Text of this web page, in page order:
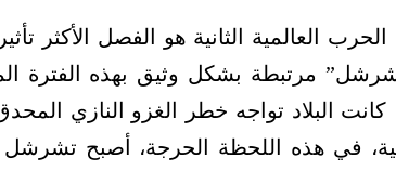
العالمية الثانية هو الفصل الأكثر
مرتبطة بشكل وثيق بهذه الفترة
بريطانيا في عام 1940، كانت البلاد تواجه خطر الغزو
في هذه اللحظة الحرجة، أصبح تشرشل